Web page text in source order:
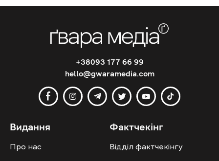
+38093 177 66 99
hello@gwaramedia.com
Видання
Про нас
Фактчекінг
Відділ фактчекінгу